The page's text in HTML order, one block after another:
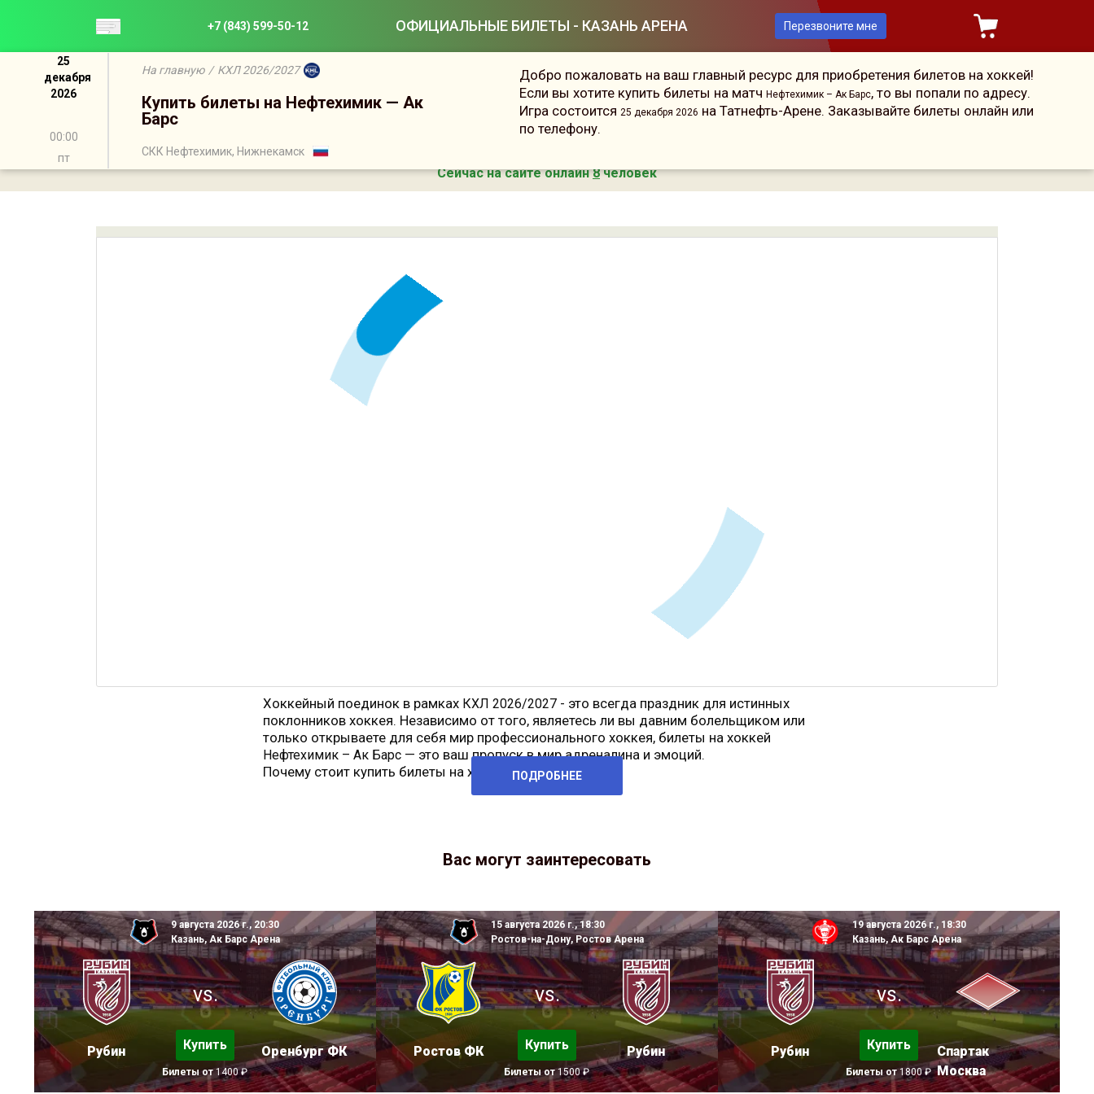
+7 (843) 599-50-12 ОФИЦИАЛЬНЫЕ БИЛЕТЫ - КАЗАНЬ АРЕНА Перезвоните мне
25
декабря
2026
00:00
пт
На главную / КХЛ 2026/2027
Купить билеты на Нефтехимик — Ак
Барс
СКК Нефтехимик, Нижнекамск
Добро пожаловать на ваш главный ресурс для приобретения билетов на хоккей!
Если вы хотите купить билеты на матчНефтехимик – Ак Барс, то вы попали по адресу.
Игра состоится25 декабря 2026 на Татнефть-Арене. Заказывайте билеты онлайн или
по телефону.
Хоккейный поединок в рамках КХЛ 2026/2027 - это всегда праздник для истинных
поклонников хоккея. Независимо от того, являетесь ли вы давним болельщиком или
только открываете для себя мир профессионального хоккея, билеты на хоккей
Нефтехимик – Ак Барс — это ваш пропуск в мир адреналина и эмоций.
Почему стоит купить билеты на хоккейНефтехимик
ПОДРОБНЕЕ
Вас могут заинтересовать
9 августа 2026 г., 20:30
Казань, Ак Барс Арена
Рубин
vs.
Купить
Билеты от1400 ₽
Оренбург ФК
15 августа 2026 г., 18:30
Ростов-на-Дону, Ростов Арена
Ростов ФК
vs.
Купить
Билеты от1500 ₽
Рубин
19 августа 2026 г., 18:30
Казань, Ак Барс Арена
Рубин
vs.
Купить
Билеты от1800 ₽
Спартак
Москва